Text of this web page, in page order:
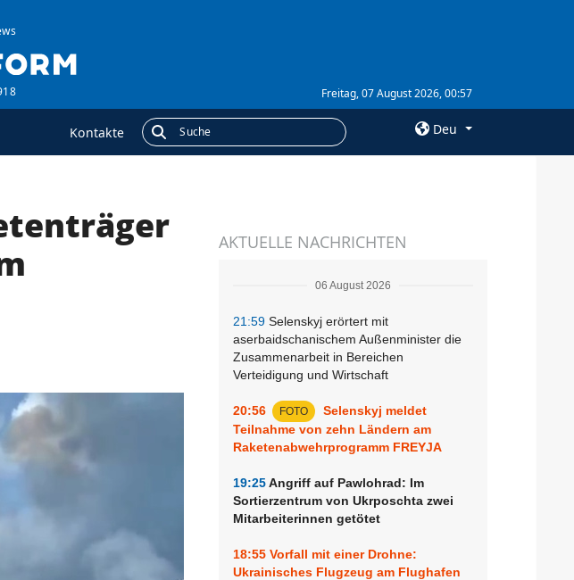
Freitag, 07 August 2026, 00:57
Kontakte Deu
ZUSÄTZLICH
Veröffentlichungen
Interview
Abonnement
AKTUELLE NACHRICHTEN
06 August 2026
21:59 Selenskyj erörtert mit
aserbaidschanischem Außenminister die
Zusammenarbeit in Bereichen
Verteidigung und Wirtschaft
20:56 FOTO
Selenskyj meldet
Teilnahme von zehn Ländern am
Raketenabwehrprogramm FREYJA
19:25Angriff auf Pawlohrad: Im
Sortierzentrum von Ukrposchta zwei
Mitarbeiterinnen getötet
18:55 Vorfall mit einer Drohne:
Ukrainisches Flugzeug am Flughafen